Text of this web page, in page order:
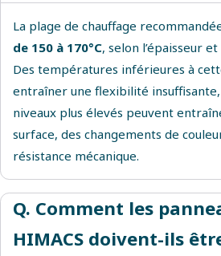
La plage de chauffage
de 150 à 170°C, selon l’épaisseur
Des températures inférieures à
entraîner une flexibilité insuffisante,
niveaux plus élevés peuvent
surface, des changements de
résistance mécanique.
Q. Comment les
HIMACS doivent-ils